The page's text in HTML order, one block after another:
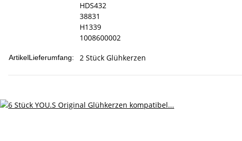
HDS432
38831
H1339
1008600002
ArtikelLieferumfang: 2 Stück Glühkerzen